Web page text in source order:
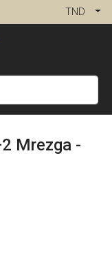
TND
Mrezga -